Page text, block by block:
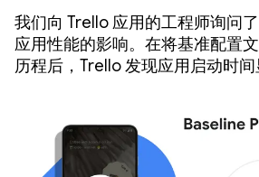
我们向 Trello 应用的工程师询问
应用性能的影响。在将基准配置
历程后，Trello 发现应用启动时间